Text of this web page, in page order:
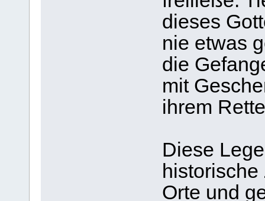
dieses
nie etwas
die
mit
ihrem
Diese
Orte und